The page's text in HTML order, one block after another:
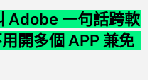
Adobe 一句話跨軟
開多個 APP 兼免